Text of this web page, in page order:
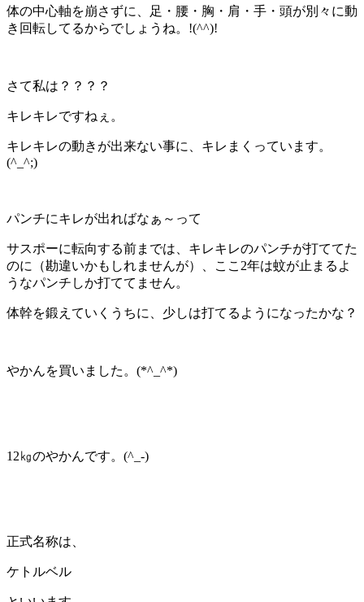
体の中心軸を崩さずに、足・腰・胸・肩・手・頭が別々に動
き回転してるからでしょうね。!(^^)!
さて私は？？？？
キレキレですねぇ。
キレキレの動きが出来ない事に、キレまくっています。
(^_^;)
パンチにキレが出ればなぁ～って
サスポーに転向する前までは、キレキレのパンチが打ててた
のに（勘違いかもしれませんが）、ここ2年は蚊が止まるよ
うなパンチしか打ててません。
体幹を鍛えていくうちに、少しは打てるようになったかな？
やかんを買いました。(*^_^*)
12㎏のやかんです。(^_-)
正式名称は、
ケトルベル